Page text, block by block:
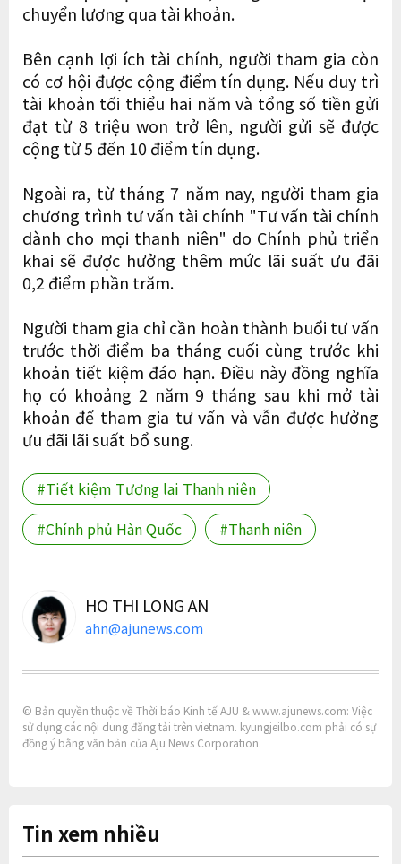
chuyển lương qua tài khoản.
Bên cạnh lợi ích tài chính, người tham gia còn
có cơ hội được cộng điểm tín dụng. Nếu duy trì
tài khoản tối thiểu hai năm và tổng số tiền gửi
đạt từ 8 triệu won trở lên, người gửi sẽ được
cộng từ 5 đến 10 điểm tín dụng.
Ngoài ra, từ tháng 7 năm nay, người tham gia
chương trình tư vấn tài chính "Tư vấn tài chính
dành cho mọi thanh niên" do Chính phủ triển
khai sẽ được hưởng thêm mức lãi suất ưu đãi
0,2 điểm phần trăm.
Người tham gia chỉ cần hoàn thành buổi tư vấn
trước thời điểm ba tháng cuối cùng trước khi
khoản tiết kiệm đáo hạn. Điều này đồng nghĩa
họ có khoảng 2 năm 9 tháng sau khi mở tài
khoản để tham gia tư vấn và vẫn được hưởng
ưu đãi lãi suất bổ sung.
#Tiết kiệm Tương lai Thanh niên
#Chính phủ Hàn Quốc
#Thanh niên
HO THI LONG AN
ahn@ajunews.com
© Bản quyền thuộc về Thời báo Kinh tế AJU & www.ajunews.com: Việc
sử dụng các nội dung đăng tải trên vietnam. kyungjeilbo.com phải có sự
đồng ý bằng văn bản của Aju News Corporation.
Tin xem nhiều